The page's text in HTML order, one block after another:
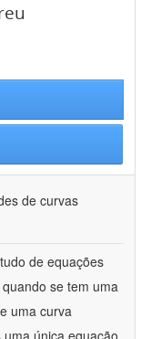
de curvas
de equações
se tem uma
uma curva